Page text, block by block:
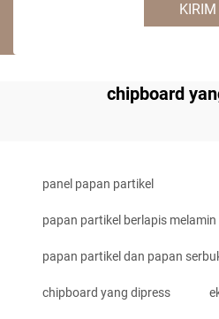
KIRIM
chipboard
panel papan partikel
papan partikel berlapis melamin
papan partikel dan papan
chipboard yang dipress